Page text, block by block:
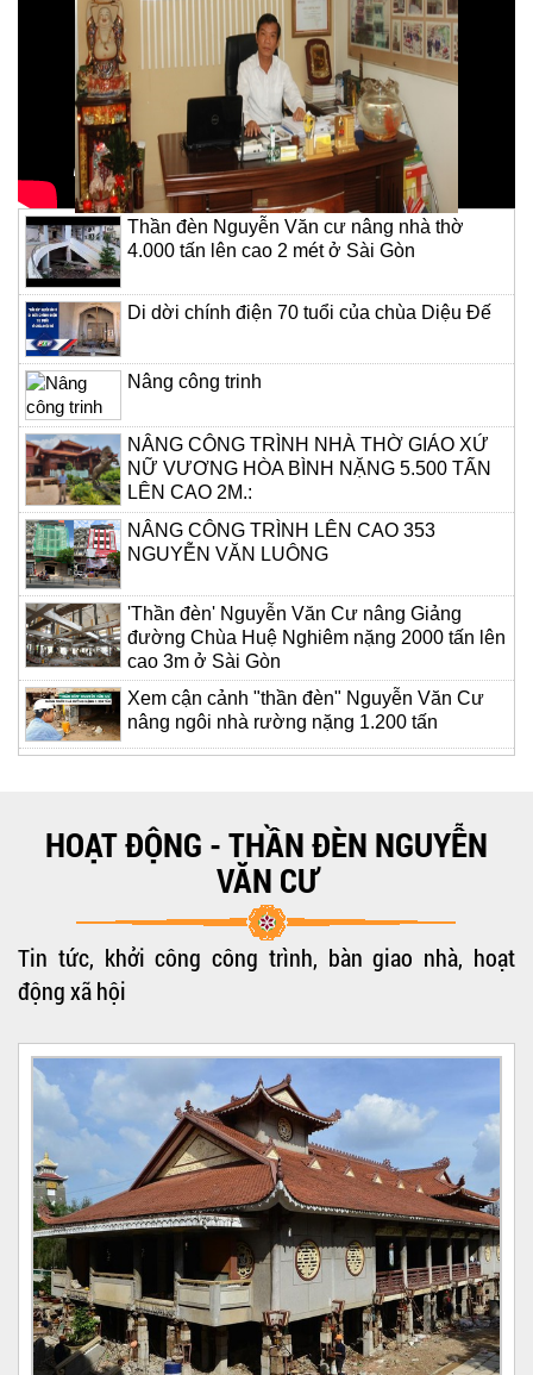
Thần đèn Nguyễn Văn cư nâng nhà thờ
4.000 tấn lên cao 2 mét ở Sài Gòn
Di dời chính điện 70 tuổi của chùa Diệu Đế
Nâng công trinh
NÂNG CÔNG TRÌNH NHÀ THỜ GIÁO XỨ
NỮ VƯƠNG HÒA BÌNH NẶNG 5.500 TẤN
LÊN CAO 2M.:
NÂNG CÔNG TRÌNH LÊN CAO 353
NGUYỄN VĂN LUÔNG
'Thần đèn' Nguyễn Văn Cư nâng Giảng
đường Chùa Huệ Nghiêm nặng 2000 tấn lên
cao 3m ở Sài Gòn
Xem cận cảnh "thần đèn" Nguyễn Văn Cư
nâng ngôi nhà rường nặng 1.200 tấn
Nâng công tienh
NÂNG CÔNG TRÌNH LÊN CAO 353
NGUYỄN VĂN LUÔNG
NÂNG CÔNG TRÌNH LÊN CAO 353
NGUYỄN VĂN LUÔNG
1234567 13456
HOẠT ĐỘNG - THẦN ĐÈN NGUYỄN
VĂN CƯ
Tin tức, khởi công công trình, bàn giao nhà, hoạt
động xã hội